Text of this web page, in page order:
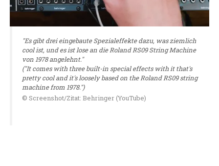
"Es gibt drei eingebaute Spezialeffekte dazu, was ziemlich
cool ist, und es ist lose an die Roland RS09 String Machine
von 1978 angelehnt."
("It comes with three built-in special effects with it that's
pretty cool and it's loosely based on the Roland RS09 string
machine from 1978.")
© Screenshot/Zitat: Behringer (YouTube)